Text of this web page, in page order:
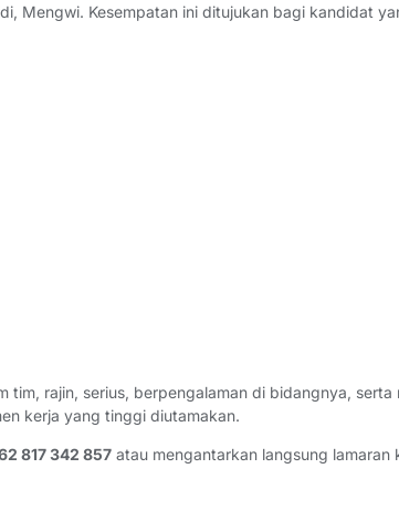
Mengwi. Kesempatan ini ditujukan bagi kandidat
tim, rajin, serius, berpengalaman di bidangnya, serta
kerja yang tinggi diutamakan.
817 342 857 atau mengantarkan langsung lamaran